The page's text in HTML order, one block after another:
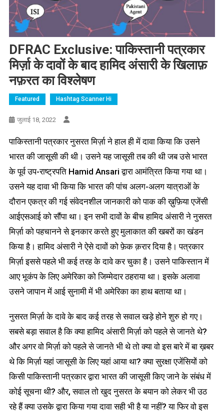
DFRAC Exclusive:पाकिस्तानी पत्रकार
मिर् के दावों के बाद हामिद अंसारी के खिलाफ़
नफ़रत का विश्लेषण
Featured Hashtag Scanner Hi
जुलाई 18, 2022
पाकिस्तानी पत्रकार नुसरत मिर्ज़ा ने हाल ही में दावा किया कि उसने
भारत की जासूसी की थी। उसने यह जासूसी तब की थी जब उसे भारत
के पूर्व उप-राष्ट्रपति Hamid Ansari द्वारा आमंत्रित किया गया था।
उसने यह दावा भी किया कि भारत की पांच अलग-अलग यात्राओं के
दौरान एकत्र की गई संवेदनशील जानकारी को पाक की ख़ुफ़िया एजेंसी
आईएसआई को सौंपा था। इन सभी दावों के बीच हामिद अंसारी ने नुसरत
मिर्ज़ा को पहचानने से इनकार करते हुए मुलाकात की खबरों का खंडन
किया है। हामिद अंसारी ने ऐसे दावों को फ़ेक क़रार दिया है। पत्रकार
मिर्ज़ा इससे पहले भी कई तरह के दावे कर चुका है। उसने पाकिस्तान में
आए भूकंप के लिए अमेरिका को जिम्मेदार ठहराया था। इसके अलावा
उसने जापान में आई सुनामी में भी अमेरिका का हाथ बताया था।
नुसरत मिर्ज़ा के दावे के बाद कई तरह से सवाल खड़े होने शुरु हो गए।
सबसे बड़ा सवाल है कि क्या हामिद अंसारी मिर्ज़ा को पहले से जानते थे?
और अगर वो मिर्ज़ा को पहले से जानते भी थे तो क्या वो इस बारे में बा ख़बर
थे कि मिर्ज़ा यहां जासूसी के लिए यहां आया था? क्या सुरक्षा एजेंसियों को
किसी पाकिस्तानी पत्रकार द्वारा भारत की जासूसी किए जाने के संबंध में
कोई सूचना थी? और, सवाल तो खुद नुसरत के बयान को लेकर भी उठ
रहे हैं क्या उसके द्वारा किया गया दावा सही भी है या नहीं? या फिर वो इस